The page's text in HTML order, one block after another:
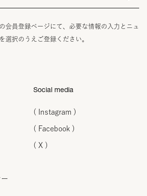
会員登録ページにて、必要な情報の入力とニュ
選択のうえご登録ください。
Social media
( Instagram )
( Facebook )
( X )